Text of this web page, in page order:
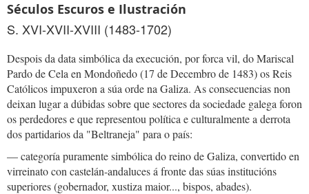
Séculos Escuros e Ilustración
S. XVI-XVII-XVIII (1483-1702)
Despois da data simbólica da execución, por forca vil, do Mariscal
Pardo de Cela en Mondoñedo (17 de Decembro de 1483) os Reis
Católicos impuxeron a súa orde na Galiza. As consecuencias non
deixan lugar a dúbidas sobre que sectores da sociedade galega foron
os perdedores e que representou política e culturalmente a derrota
dos partidarios da "Beltraneja" para o país:
— categoría puramente simbólica do reino de Galiza, convertido en
virreinato con castelán-andaluces á fronte das súas institucións
superiores (gobernador, xustiza maior..., bispos, abades).